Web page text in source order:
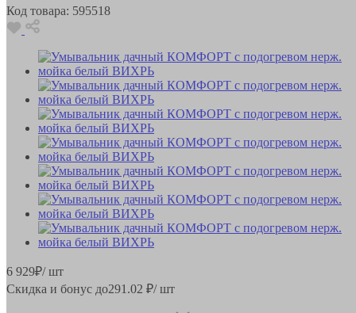
Код товара: 595518
6 929₽/ шт
Скидка и бонус до291.02 ₽/ шт